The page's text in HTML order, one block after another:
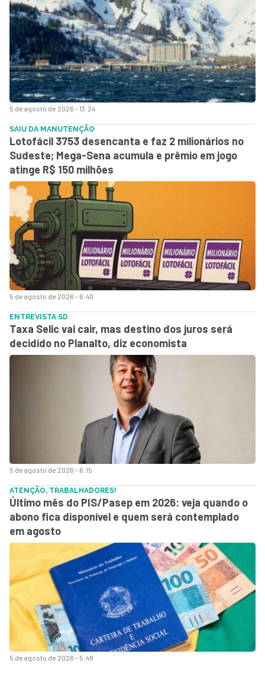
5 de agosto de 2026 - 13:24
5 de agosto de 2026 - 6:40
SAIU DA MANUTENÇÃO
Lotofácil 3753 desencanta e faz 2 milionários no
Sudeste; Mega-Sena acumula e prêmio em jogo
atinge R$ 150 milhões
5 de agosto de 2026 - 6:15
ENTREVISTA SD
Taxa Selic vai cair, mas destino dos juros será
decidido no Planalto, diz economista
5 de agosto de 2026 - 5:48
ATENÇÃO, TRABALHADORES!
Último mês do PIS/Pasep em 2026: veja quando o
abono fica disponível e quem será contemplado
em agosto